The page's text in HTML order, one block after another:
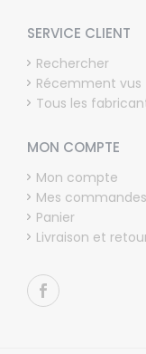
SERVICE CLIENT
Rechercher
Récemment vus
Tous les
MON COMPTE
Mon compte
Mes commandes
Panier
Livraison et